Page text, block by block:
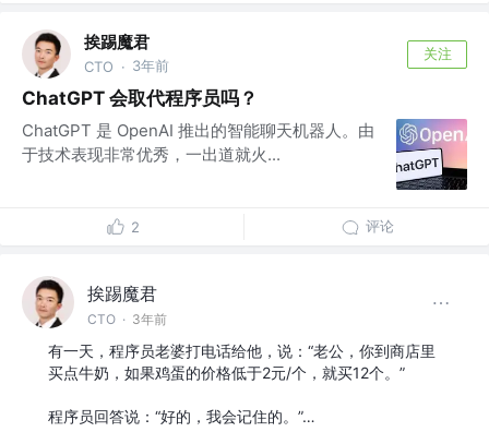
挨踢魔君
CTO · 3年前
关注
ChatGPT 会取代程序员吗？
ChatGPT 是 OpenAI 推出的智能聊天机器人。由
于技术表现非常优秀，一出道就火...
2 评论
挨踢魔君
CTO · 3年前
有一天，程序员老婆打电话给他，说：“老公，你到商店里
买点牛奶，如果鸡蛋的价格低于2元/个，就买12个。”
程序员回答说：“好的，我会记住的。”…